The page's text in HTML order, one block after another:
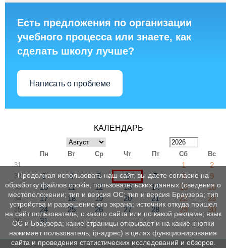
Есть предложения по организации
учебного процесса или знаете, как
сделать школу лучше?
Написать о проблеме
КАЛЕНДАРЬ
Пн Вт Ср Чт Пт Сб
Вс
31
1 2
32 3 4 5 6 7 8 9
33 10 11 12 13 14 15 16
34 17 18 19 20 21 22 23
35 24 25 26 27 28 29 30
36 31
Продолжая использовать наш сайт, вы даете согласие на
обработку файлов cookie, пользовательских данных (сведения о
местоположении; тип и версия ОС; тип и версия Браузера; тип
устройства и разрешение его экрана; источник откуда пришел
на сайт пользователь; с какого сайта или по какой рекламе; язык
ОС и Браузера; какие страницы открывает и на какие кнопки
нажимает пользователь; ip-адрес) в целях функционирования
сайта и проведения статистических исследований и обзоров.